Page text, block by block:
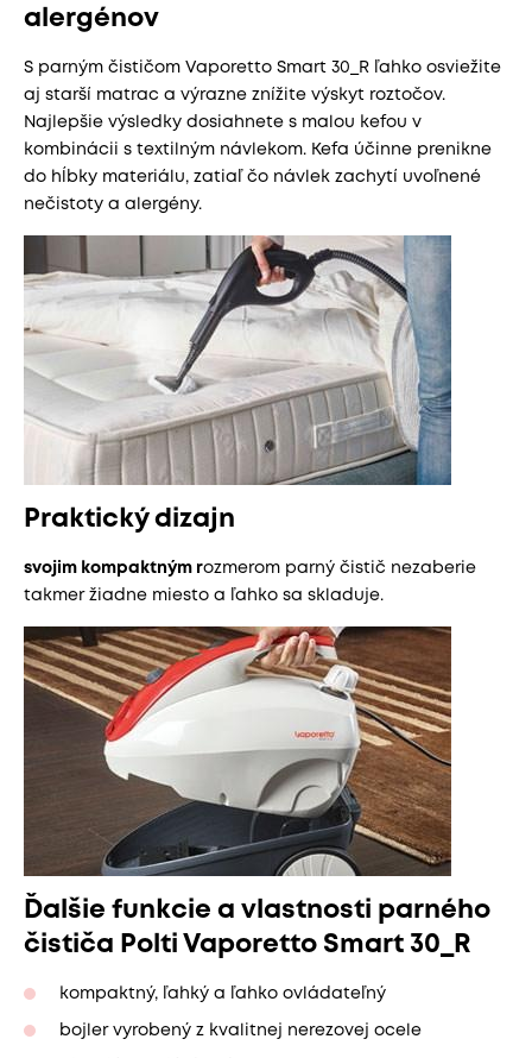
alergénov
S parným čističom Vaporetto Smart 30_R ľahko osviežite
aj starší matrac a výrazne znížite výskyt roztočov.
Najlepšie výsledky dosiahnete s malou kefou v
kombinácii s textilným návlekom. Kefa účinne prenikne
do hĺbky materiálu, zatiaľ čo návlek zachytí uvoľnené
nečistoty a alergény.
Praktický dizajn
svojim kompaktným rozmerom parný čistič nezaberie
takmer žiadne miesto a ľahko sa skladuje.
Ďalšie funkcie a vlastnosti parného
čističa Polti Vaporetto Smart 30_R
kompaktný, ľahký a ľahko ovládateľný
bojler vyrobený z kvalitnej nerezovej ocele